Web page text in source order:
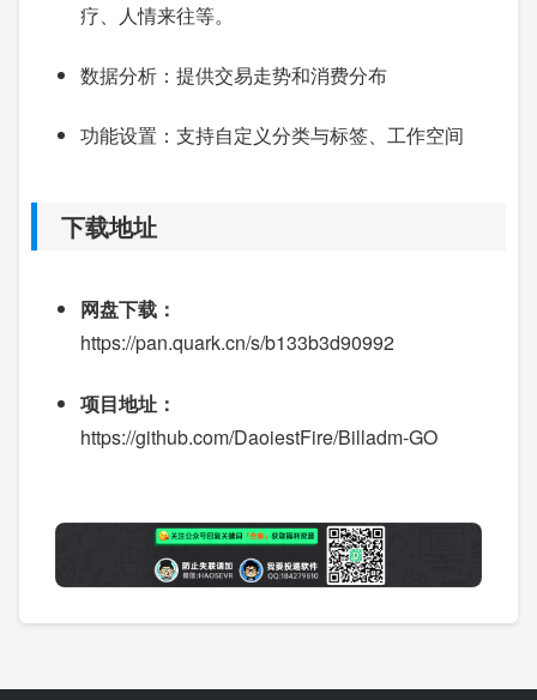
疗、人情来往等。
数据分析：提供交易走势和消费分布
功能设置：支持自定义分类与标签、工作空间
下载地址
网盘下载：
https://pan.quark.cn/s/b133b3d90992
项目地址：
https://github.com/DaoiestFire/Billadm-GO